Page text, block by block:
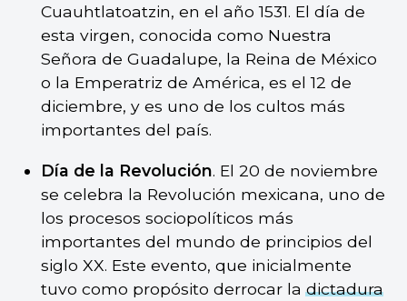
Cuauhtlatoatzin, en el año 1531. El día de
esta virgen, conocida como Nuestra
Señora de Guadalupe, la Reina de México
o la Emperatriz de América, es el 12 de
diciembre, y es uno de los cultos más
importantes del país.
Día de la Revolución. El 20 de noviembre
se celebra la Revolución mexicana, uno de
los procesos sociopolíticos más
importantes del mundo de principios del
siglo XX. Este evento, que inicialmente
tuvo como propósito derrocar ladictadura